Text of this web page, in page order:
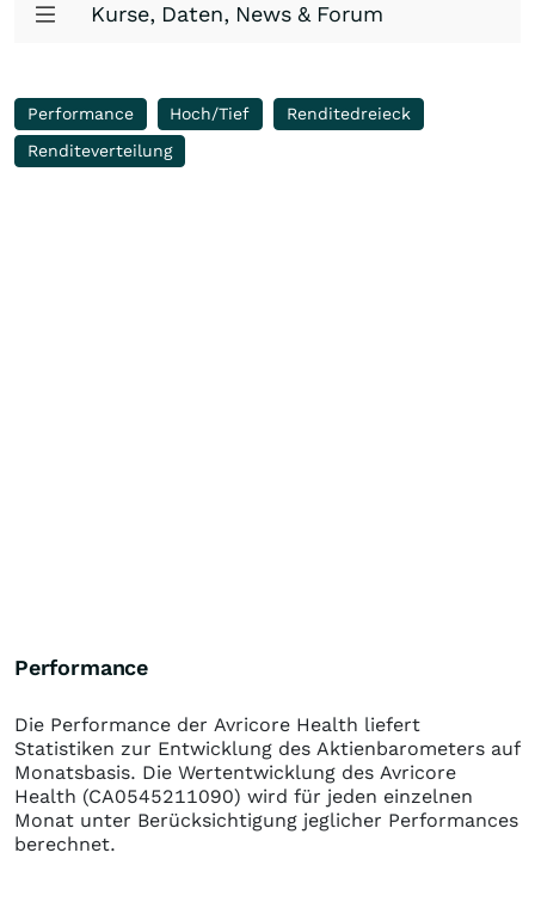
Kurse, Daten, News & Forum
Performance Hoch/Tief
Renditedreieck
Renditeverteilung
Performance
Die Performance der Avricore Health liefert
Statistiken zur Entwicklung des Aktienbarometers auf
Monatsbasis. Die Wertentwicklung des Avricore
Health (CA0545211090) wird für jeden einzelnen
Monat unter Berücksichtigung jeglicher Performances
berechnet.